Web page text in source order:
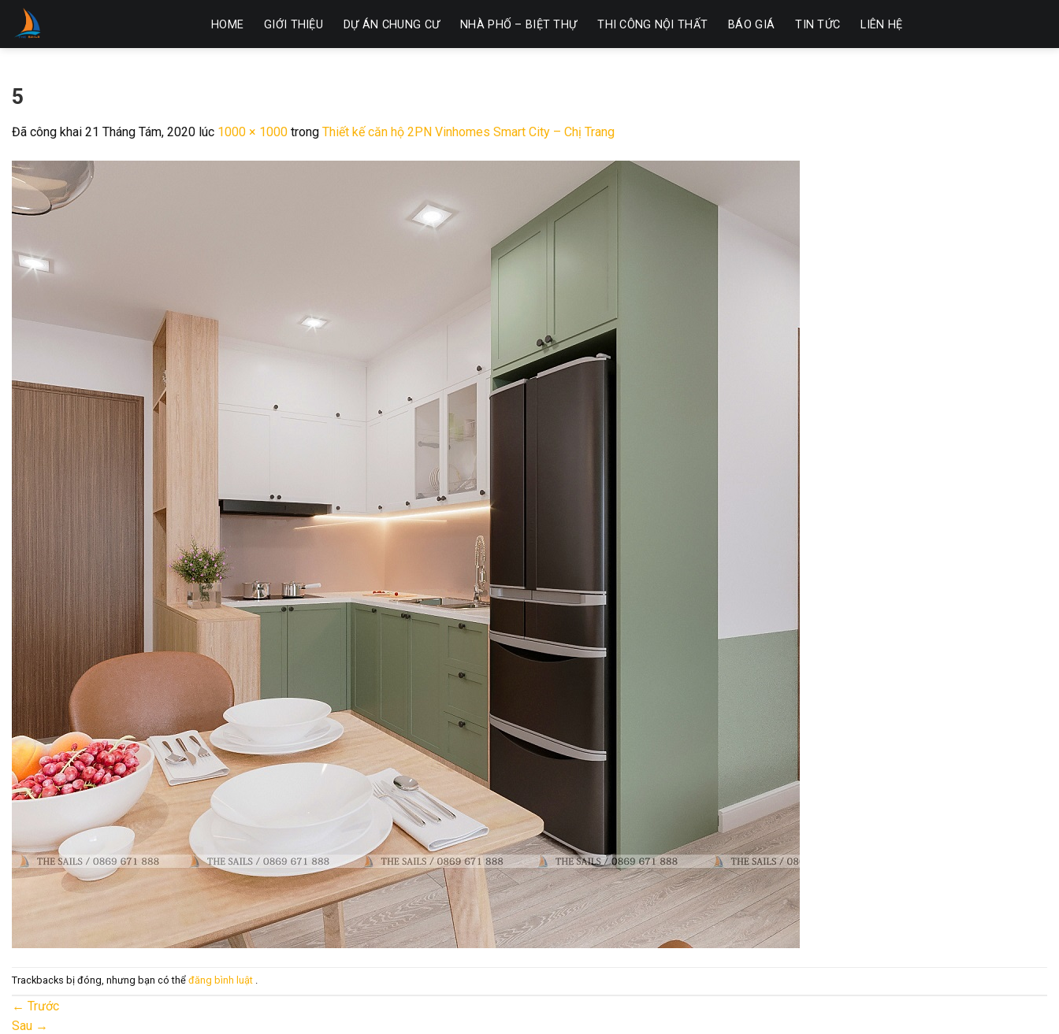
Skip
content
HOME GIỚI THIỆU DỰ ÁN CHUNG CƯ NHÀ PHỐ – BIỆT THỰ THI CÔNG NỘI THẤT BÁO GIÁ TIN TỨC LIÊN HỆ
5
Đã công khai 21 Tháng Tám, 2020 lúc 1000 × 1000 trong Thiết kế căn hộ 2PN Vinhomes Smart City – Chị Trang
Trackbacks bị đóng, nhưng bạn có thể đăng bình luật
← Trước
Sau →